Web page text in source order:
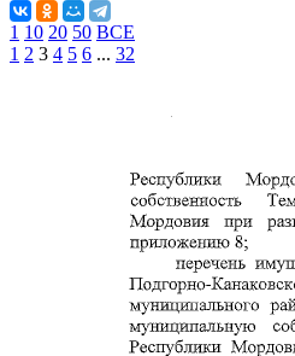
1 10 20 50 ВСЕ
1 2 3 4 5 6 ... 32